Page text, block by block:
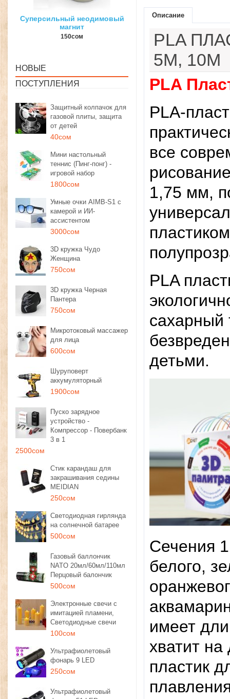
3D ручка для объемного
рисования
1350сом 1190сом
Загуститель волос
1000сом
НОВЫЕ
ПОСТУПЛЕНИЯ
Защитный колпачок для
газовой плиты, защита
от детей
40сом
Мини настольный
теннис (Пинг-понг) -
игровой набор
1800сом
Умные очки AIMB-S1 с
камерой и ИИ-
ассистентом
3000сом
3D кружка Чудо
Женщина
750сом
3D кружка Черная
Пантера
750сом
Микротоковый массажер
для лица
600сом
Шуруповерт
аккумуляторный
1900сом
Пуско зарядное
устройство -
Компрессор - Повербанк
3 в 1
2500сом
Стик карандаш для
закрашивания седины
MEIDIAN
250сом
Светодиодная гирлянда
на солнечной батарее
500сом
Газовый баллончик
NATO 20мл/60мл/110мл
Перцовый балончик
500сом
Электронные свечи с
имитацией пламени,
Светодиодные свечи
100сом
Ультрафиолетовый
фонарь 9 LED
250сом
Ультрафиолетовый
Описание
PLA
5М, 10М
PLA
PLA-
все
1,75 мм,
PLA
сахарный
детьми.
Сечения
белого,
имеет
хватит
пластик